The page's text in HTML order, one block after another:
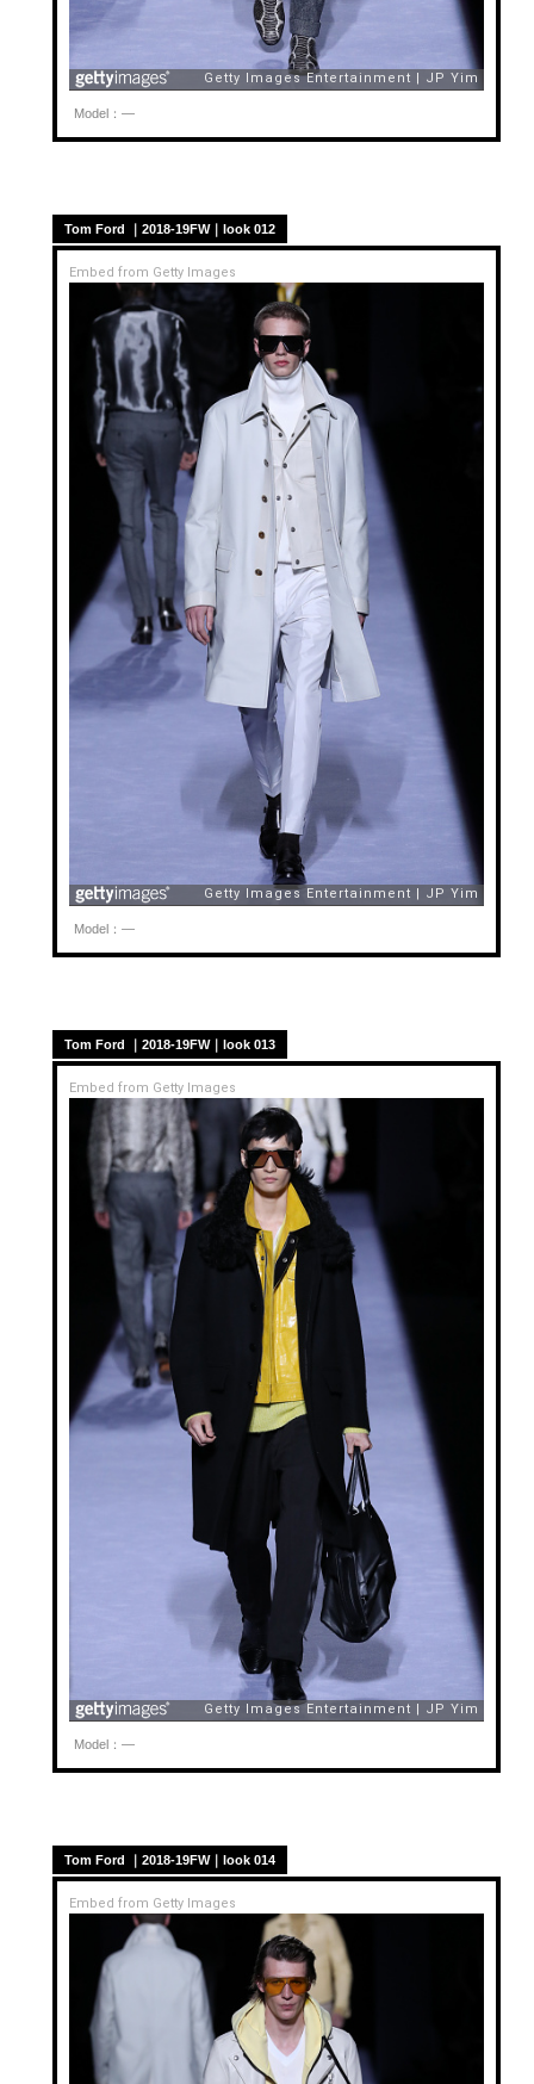
Model：—
Tom Ford ｜2018-19FW｜look 012
Embed from Getty Images
Model：—
Tom Ford ｜2018-19FW｜look 013
Embed from Getty Images
Model：—
Tom Ford ｜2018-19FW｜look 014
Embed from Getty Images